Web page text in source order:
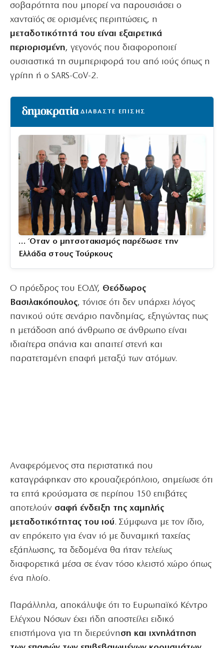
σοβαρότητα που μπορεί να παρουσιάσει ο
χανταϊός σε ορισμένες περιπτώσεις, η
μεταδοτικότητά του είναι εξαιρετικά
περιορισμένη, γεγονός που διαφοροποιεί
ουσιαστικά τη συμπεριφορά του από ιούς όπως η
γρίπη ή ο SARS-CoV-2.
ΔΙΑΒΑΣΤΕ ΕΠΙΣΗΣ
… Όταν ο μητσοτακισμός παρέδωσε την
Ελλάδα στους Τούρκους
Ο πρόεδρος του ΕΟΔΥ, Θεόδωρος
Βασιλακόπουλος, τόνισε ότι δεν υπάρχει λόγος
πανικού ούτε σενάριο πανδημίας, εξηγώντας πως
η μετάδοση από άνθρωπο σε άνθρωπο είναι
ιδιαίτερα σπάνια και απαιτεί στενή και
παρατεταμένη επαφή μεταξύ των ατόμων.
Αναφερόμενος στα περιστατικά που
καταγράφηκαν στο κρουαζιερόπλοιο, σημείωσε ότι
τα επτά κρούσματα σε περίπου 150 επιβάτες
αποτελούν σαφή ένδειξη της χαμηλής
μεταδοτικότητας του ιού. Σύμφωνα με τον ίδιο,
αν επρόκειτο για έναν ιό με δυναμική ταχείας
εξάπλωσης, τα δεδομένα θα ήταν τελείως
διαφορετικά μέσα σε έναν τόσο κλειστό χώρο όπως
ένα πλοίο.
Παράλληλα, αποκάλυψε ότι το Ευρωπαϊκό Κέντρο
Ελέγχου Νόσων έχει ήδη αποστείλει ειδικό
επιστήμονα για τη διερεύνηση και ιχνηλάτηση